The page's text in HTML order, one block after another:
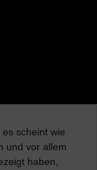
scheint wie
und vor allem
haben,